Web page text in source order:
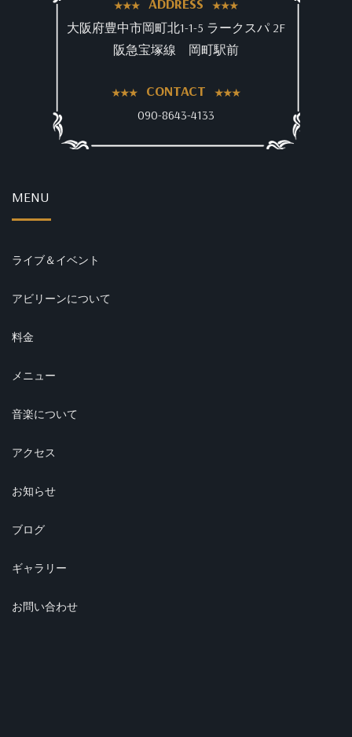
大阪府豊中市岡町北1-1-5 ラークスパ 2F
阪急宝塚線 岡町駅前
CONTACT
090-8643-4133
MENU
ライブ＆イベント
アビリーンについて
料金
メニュー
音楽について
アクセス
お知らせ
ブログ
ギャラリー
お問い合わせ